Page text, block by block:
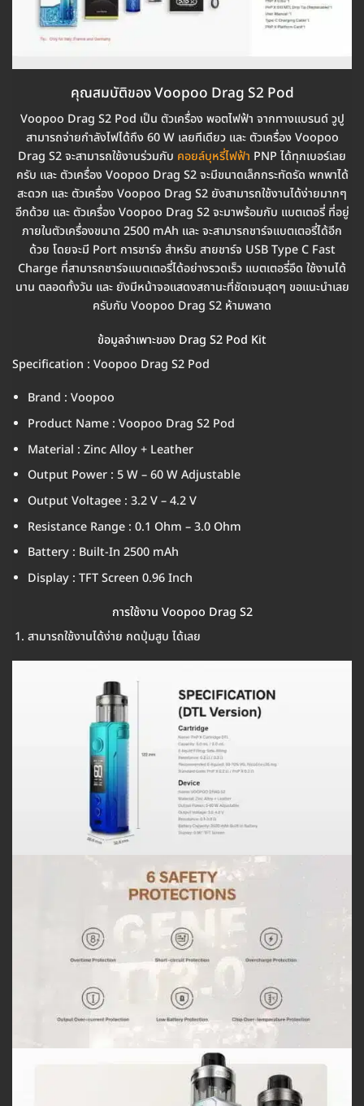
คุณสมบัติของ Voopoo Drag S2 Pod
Voopoo Drag S2 Pod เป็น ตัวเครื่อง พอตไฟฟ้า จากทางแบรนด์ วูปู
สามารถจ่ายกำลังไฟได้ถึง 60 W เลยทีเดียว และ ตัวเครื่อง Voopoo
Drag S2 จะสามารถใช้งานร่วมกับ คอยล์บุหรี่ไฟฟ้า PNP ได้ทุกเบอร์เลย
ครับ และ ตัวเครื่อง Voopoo Drag S2 จะมีขนาดเล็กกระทัดรัด พกพาได้
สะดวก และ ตัวเครื่อง Voopoo Drag S2 ยังสามารถใช้งานได้ง่ายมากๆ
อีกด้วย และ ตัวเครื่อง Voopoo Drag S2 จะมาพร้อมกับ แบตเตอรี่ ที่อยู่
ภายในตัวเครื่องขนาด 2500 mAh และ จะสามารถชาร์จแบตเตอรี่ได้อีก
ด้วย โดยจะมี Port การชาร์จ สำหรับ สายชาร์จ USB Type C Fast
Charge ที่สามารถชาร์จแบตเตอรี่ได้อย่างรวดเร็ว แบตเตอรี่อึด ใช้งานได้
นาน ตลอดทั้งวัน และ ยังมีหน้าจอแสดงสถานะที่ชัดเจนสุดๆ ขอแนะนำเลย
ครับกับ Voopoo Drag S2 ห้ามพลาด
ข้อมูลจำเพาะของ Drag S2 Pod Kit
Specification : Voopoo Drag S2 Pod
Brand : Voopoo
Product Name : Voopoo Drag S2 Pod
Material : Zinc Alloy + Leather
Output Power : 5 W – 60 W Adjustable
Output Voltagee : 3.2 V – 4.2 V
Resistance Range : 0.1 Ohm – 3.0 Ohm
Battery : Built-In 2500 mAh
Display : TFT Screen 0.96 Inch
การใช้งาน Voopoo Drag S2
สามารถใช้งานได้ง่าย กดปุ่มสูบ ได้เลย